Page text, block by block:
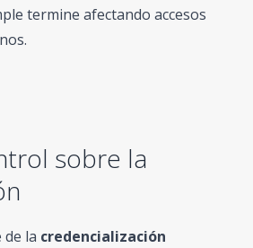
termine afectando accesos
sobre la
la credencialización